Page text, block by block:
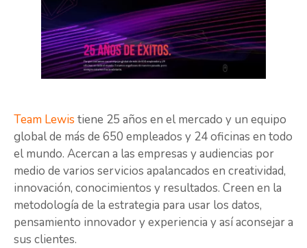
Team Lewis tiene 25 años en el mercado y un equipo
global de más de 650 empleados y 24 oficinas en todo
el mundo. Acercan a las empresas y audiencias por
medio de varios servicios apalancados en creatividad,
innovación, conocimientos y resultados. Creen en la
metodología de la estrategia para usar los datos,
pensamiento innovador y experiencia y así aconsejar a
sus clientes.